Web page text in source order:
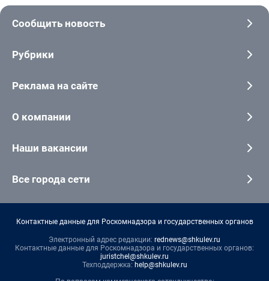
Сообщить новость
Рубрики
Реклама на сайте
О компании
Наши вакансии
Все города сети
Контактные данные для Роскомнадзора и государственных органов
Электронный адрес редакции: rednews@shkulev.ru
Контактные данные для Роскомнадзора и государственных органов:
juristchel@shkulev.ru
Техподдержка: help@shkulev.ru